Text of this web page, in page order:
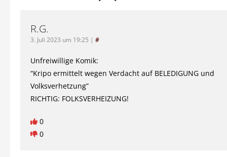
R.G.
3. Juli 2023 um 19:25 | #
Unfreiwillige Komik:
“Kripo ermittelt wegen Verdacht auf BELEDIGUNG und
Volksverhetzung”
RICHTIG: FOLKSVERHEIZUNG!
0
0